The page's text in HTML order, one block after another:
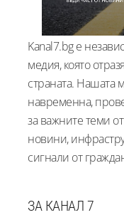
Kanal7.bg е
медия, която
страната. Нашата
навременна,
за важните теми
новини,
сигнали от
ЗА КАНАЛ 7